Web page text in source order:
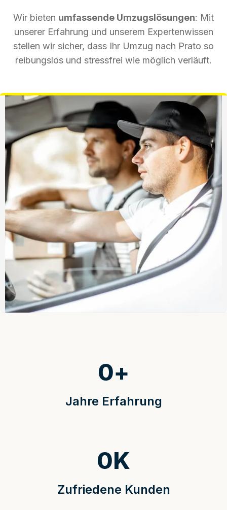
Wir bieten umfassende Umzugslösungen: Mit
unserer Erfahrung und unserem Expertenwissen
stellen wir sicher, dass Ihr Umzug nach Prato so
reibungslos und stressfrei wie möglich verläuft.
Jahre Erfahrung
0+
Zufriedene Kunden
0K